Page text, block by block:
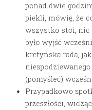
ponad dwie
piekli, mówię, że
wszystko stoi, nic
było wyjść
kretyńska rada,
niespodziewanego
(pomyśleć)
Przypadkowo
przeszłości,